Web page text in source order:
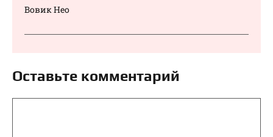
Вовик Нео
Оставьте комментарий